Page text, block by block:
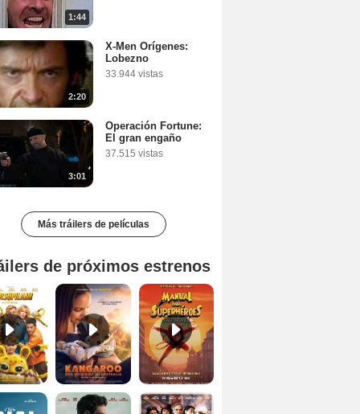
1:44
2:20
X-Men Orígenes:
Lobezno
33.944 vistas
3:01
Operación Fortune:
El gran engaño
37.515 vistas
Más tráilers de películas
de próximos estrenos
Marsupilami Tráiler Kangaroo: Una aventura en Australia Tráiler Manual para superhéroes: La máscara roja Tráiler
El final de Oak Street Tráiler Cuentra atrás Tráiler Palestina 36 Tráiler VOSE